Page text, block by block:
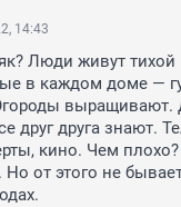
14:43
Люди живут тихой
в каждом доме —
выращивают.
друг друга знают.
кино. Чем
от этого не